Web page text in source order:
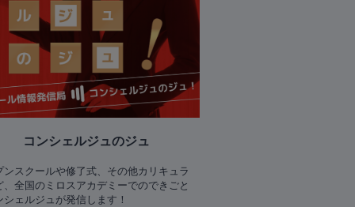
コンシェルジュのジュ
ンスクールや修了式、その他カリキュラ
、全国のミロスアカデミーでのできごと
シェルジュが発信します！